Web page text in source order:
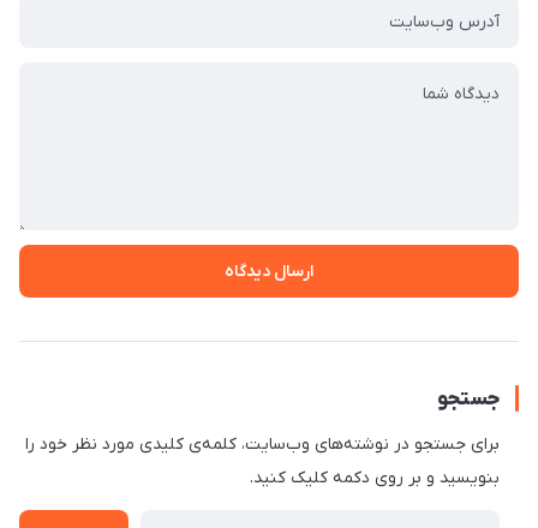
ارسال دیدگاه
جستجو
برای جستجو در نوشته‌های وب‌سایت، کلمه‌ی کلیدی مورد نظر خود را
بنویسید و بر روی دکمه کلیک کنید.